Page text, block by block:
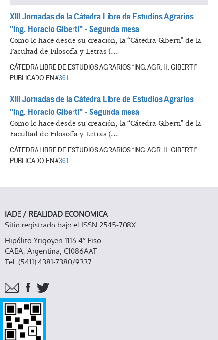
XIII Jornadas de la Cátedra Libre de Estudios Agrarios
"Ing. Horacio Giberti" - Segunda mesa
Como lo hace desde su creación, la “Cátedra Giberti” de la
Facultad de Filosofía y Letras (...
CÁTEDRA LIBRE DE ESTUDIOS AGRARIOS “ING. AGR. H. GIBERTI”
PUBLICADO EN #361
XIII Jornadas de la Cátedra Libre de Estudios Agrarios
"Ing. Horacio Giberti" - Segunda mesa
Como lo hace desde su creación, la “Cátedra Giberti” de la
Facultad de Filosofía y Letras (...
CÁTEDRA LIBRE DE ESTUDIOS AGRARIOS “ING. AGR. H. GIBERTI”
PUBLICADO EN #361
IADE / REALIDAD ECONOMICA
Sitio registrado bajo el ISSN 2545-708X
Hipólito Yrigoyen 1116 4° Piso
CABA, Argentina, C1086AAT
Tel. (5411) 4381-7380/9337